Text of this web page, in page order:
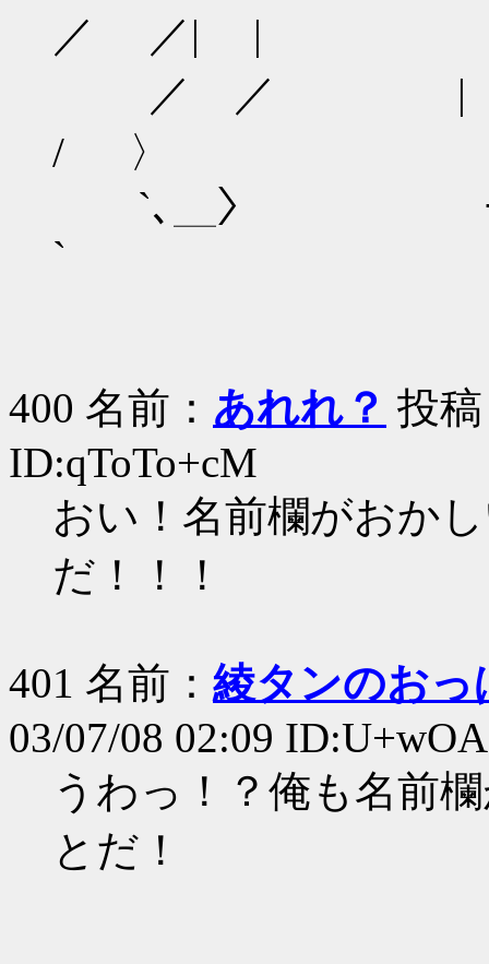
／ ／| |
／ ／ |
/ 〉
`､＿〉 ー
` |_
400 名前： あれれ？ 投
ID:qToTo+cM
おい！名前欄がおか
だ！！！
401 名前： 綾タンのおっ
03/07/08 02:09
うわっ！？俺も名前
とだ！